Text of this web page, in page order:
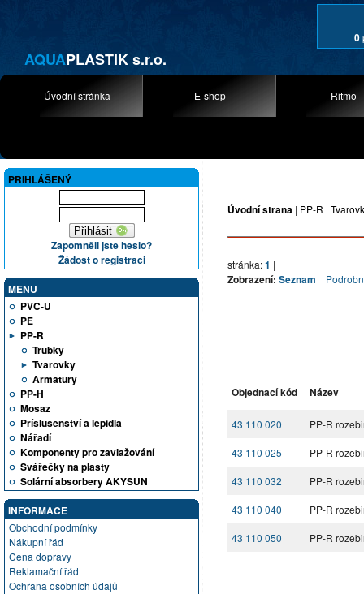
AQUAPLASTIK s.r.o.
0
Úvodní stránka E-shop Ritmo
PRIHLÁŠENÝ
Zapomněli jste heslo?
Žádost o registraci
MENU
PVC-U
PE
PP-R
Trubky
Tvarovky
Armatury
PP-H
Mosaz
Příslušenství a lepidla
Nářadí
Komponenty pro zavlažování
Svářečky na plasty
Solární absorbery AKYSUN
INFORMACE
Obchodní podmínky
Nákupní řád
Cena dopravy
Reklamační řád
Ochrana osobních údajů
Úvodní strana | PP-R |
stránka:1 |
Zobrazení:Seznam
Objednací kód Název
43 110 020 PP-R
43 110 025 PP-R
43 110 032 PP-R
43 110 040 PP-R
43 110 050 PP-R